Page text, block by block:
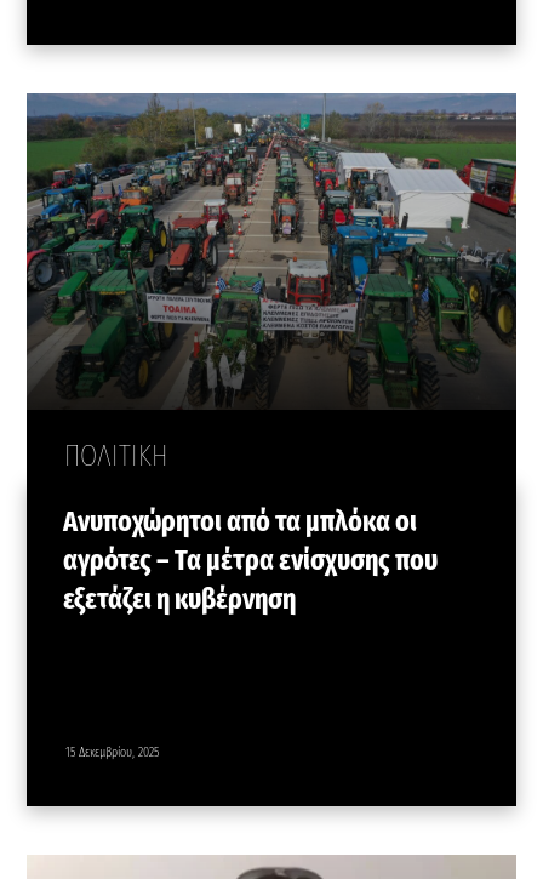
ΠΟΛΙΤΙΚΗ
Ανυποχώρητοι από τα μπλόκα οι
αγρότες – Τα μέτρα ενίσχυσης που
εξετάζει η κυβέρνηση
15 Δεκεμβρίου, 2025